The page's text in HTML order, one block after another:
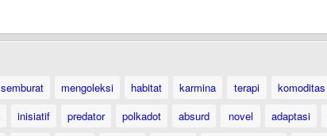
semburat mengoleksi habitat karmina terapi komoditas
inisiatif predator polkadot absurd novel adaptasi